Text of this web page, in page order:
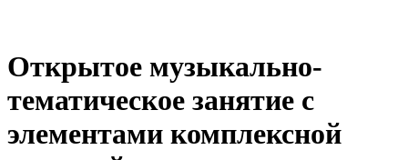
Открытое музыкально-
тематическое занятие с
элементами комплексной